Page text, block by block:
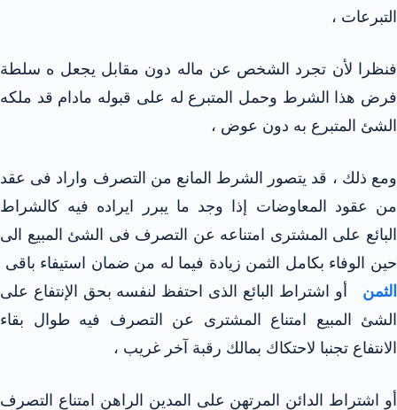
التبرعات ،
فنظرا لأن تجرد الشخص عن ماله دون مقابل يجعل ه سلطة
فرض هذا الشرط وحمل المتبرع له على قبوله مادام قد ملكه
الشئ المتبرع به دون عوض ،
ومع ذلك ، قد يتصور الشرط المانع من التصرف واراد فى عقد
من عقود المعاوضات إذا وجد ما يبرر ايراده فيه كالشراط
البائع على المشترى امتناعه عن التصرف فى الشئ المبيع الى
حين الوفاء بكامل الثمن زيادة فيما له من ضمان استيفاء باقى
الثمن أو اشتراط البائع الذى احتفظ لنفسه بحق الإنتفاع على
الشئ المبيع امتناع المشترى عن التصرف فيه طوال بقاء
الانتفاع تجنبا لاحتكاك بمالك رقبة آخر غريب ،
أو اشتراط الدائن المرتهن على المدين الراهن امتناع التصرف